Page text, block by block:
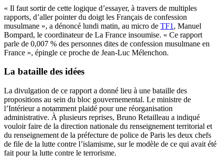
« Il faut sortir de cette logique d’essayer, à travers de multiples
rapports, d’aller pointer du doigt les Français de confession
musulmane », a dénoncé lundi matin, au micro de TF1 , Manuel
Bompard, le coordinateur de La France insoumise. « Ce rapport
parle de 0,007 % des personnes dites de confession musulmane en
France », épingle ce proche de Jean-Luc Mélenchon.
La bataille des idées
La divulgation de ce rapport a donné lieu à une bataille des
propositions au sein du bloc gouvernemental. Le ministre de
l’Intérieur a notamment plaidé pour une réorganisation
administrative. À plusieurs reprises, Bruno Retailleau a indiqué
vouloir faire de la direction nationale du renseignement territorial et
du renseignement de la préfecture de police de Paris les deux chefs
de file de la lutte contre l’islamisme, sur le modèle de ce qui avait été
fait pour la lutte contre le terrorisme.